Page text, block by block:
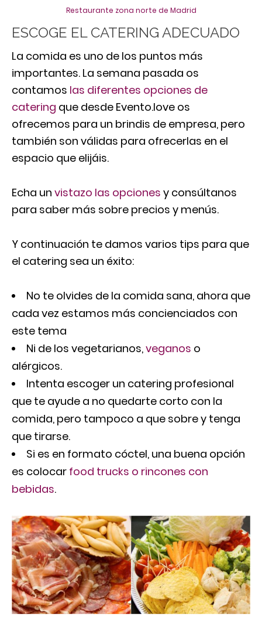
Restaurante zona norte de Madrid
ESCOGE EL CATERING ADECUADO
La comida es uno de los puntos más
importantes. La semana pasada os
contamos las diferentes opciones de
catering que desde Evento.love os
ofrecemos para un brindis de empresa, pero
también son válidas para ofrecerlas en el
espacio que elijáis.
Echa un vistazo las opciones y consúltanos
para saber más sobre precios y menús.
Y continuación te damos varios tips para que
el catering sea un éxito:
No te olvides de la comida sana, ahora que
cada vez estamos más concienciados con
este tema
Ni de los vegetarianos,veganos o
alérgicos.
Intenta escoger un catering profesional
que te ayude a no quedarte corto con la
comida, pero tampoco a que sobre y tenga
que tirarse.
Si es en formato cóctel, una buena opción
es colocar food trucks o rincones con
bebidas.